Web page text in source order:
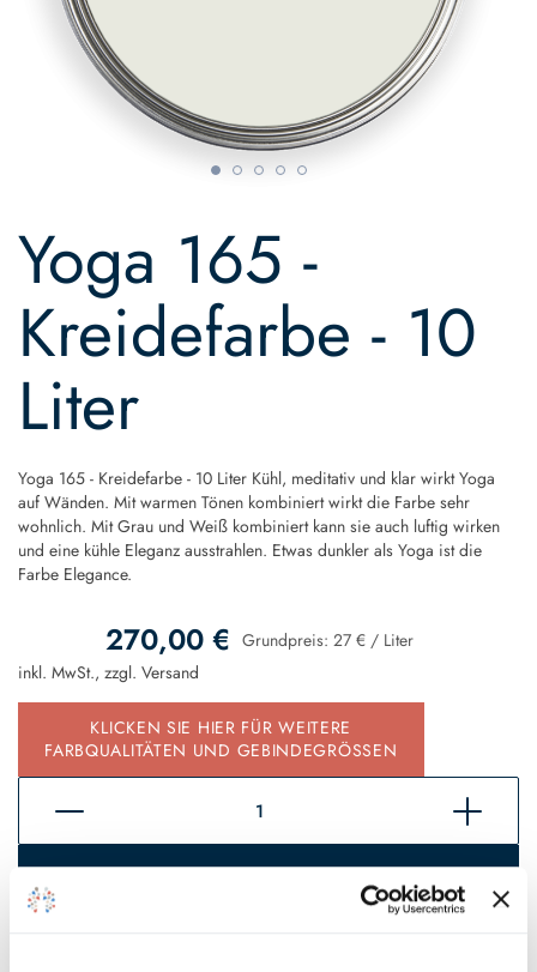
Yoga 165 -
Kreidefarbe - 10
Liter
Yoga 165 - Kreidefarbe - 10 Liter Kühl, meditativ und klar wirkt Yoga
auf Wänden. Mit warmen Tönen kombiniert wirkt die Farbe sehr
wohnlich. Mit Grau und Weiß kombiniert kann sie auch luftig wirken
und eine kühle Eleganz ausstrahlen. Etwas dunkler als Yoga ist die
Farbe Elegance.
270,00 € Grundpreis: 27 € / Liter
inkl. MwSt., zzgl. Versand
KLICKEN SIE HIER FÜR WEITERE
FARBQUALITÄTEN UND GEBINDEGRÖSSEN
the
beginning
the
images